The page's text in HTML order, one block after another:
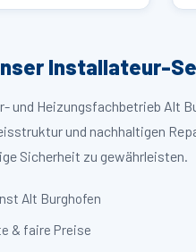
Installateur-
und Heizungsfachbetrieb Alt
und nachhaltigen
Sicherheit zu gewährleisten.
Alt Burghofen
& faire Preise